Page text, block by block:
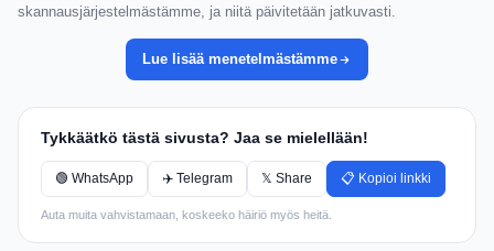
skannausjärjestelmästämme, ja niitä päivitetään jatkuvasti.
Lue lisää menetelmästämme
Tykkäätkö tästä sivusta? Jaa se mielellään!
🟢 WhatsApp ✈️ Telegram 𝕏 Share 📋 Kopioi linkki
Auta muita vahvistamaan, koskeeko häiriö myös heitä.